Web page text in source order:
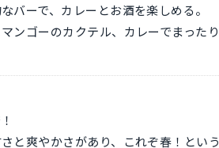
バーで、カレーとお酒を楽しめる。
ンゴーのカクテル、カレーでまったり
と爽やかさがあり、これぞ春！という